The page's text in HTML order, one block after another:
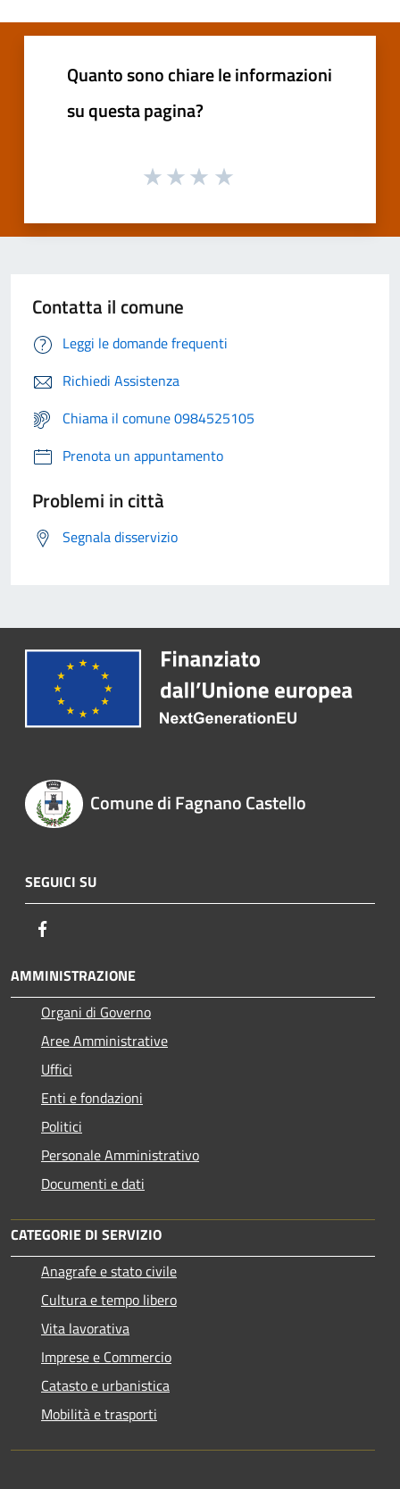
Quanto sono chiare le informazioni
su questa pagina?
Contatta il comune
Leggi le domande frequenti
Richiedi Assistenza
Chiama il comune 0984525105
Prenota un appuntamento
Problemi in città
Segnala disservizio
Comune di Fagnano Castello
SEGUICI SU
AMMINISTRAZIONE
Organi di Governo
Aree Amministrative
Uffici
Enti e fondazioni
Politici
Personale Amministrativo
Documenti e dati
CATEGORIE DI SERVIZIO
Anagrafe e stato civile
Cultura e tempo libero
Vita lavorativa
Imprese e Commercio
Catasto e urbanistica
Mobilità e trasporti